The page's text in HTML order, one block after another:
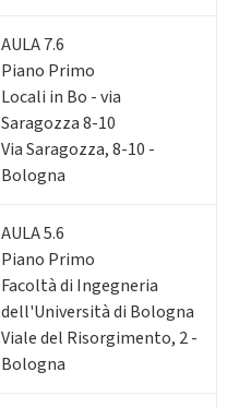
AULA 7.6
Piano Primo
Locali in Bo - via
Saragozza 8-10
Via Saragozza, 8-10 -
Bologna
AULA 5.6
Piano Primo
Facoltà di Ingegneria
dell'Università di Bologna
Viale del Risorgimento, 2 -
Bologna